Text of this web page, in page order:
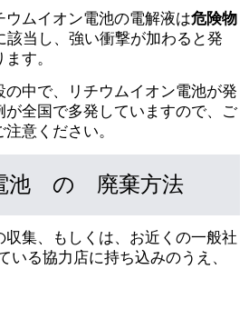
ムイオン電池の電解液は危険物
該当し、強い衝撃が加わると発
す。
の中で、リチウムイオン電池が発
が全国で多発していますので、ご
意ください。
電池 の 廃棄方法
集、もしくは、お近くの一般社
いる協力店に持ち込みのうえ、